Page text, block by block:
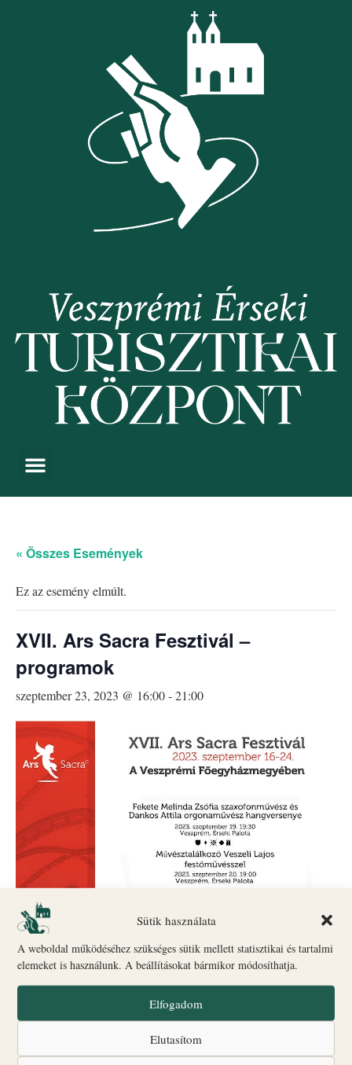
Sütik használata
A weboldal működéséhez szükséges sütik mellett statisztikai és tartalmi
elemeket is használunk. A beállításokat bármikor módosíthatja.
Elfogadom
Elutasítom
« Összes Események
Ez az esemény elmúlt.
XVII. Ars Sacra Fesztivál –
programok
szeptember 23, 2023 @ 16:00-21:00